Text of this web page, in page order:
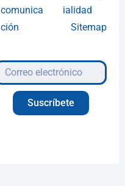
comunica
ción
ialidad
Sitemap
Suscríbete